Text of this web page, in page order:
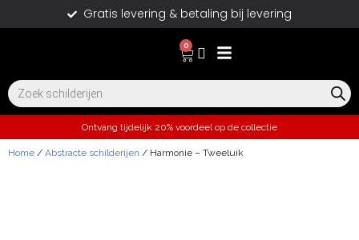
Gratis levering & betaling bij levering
0
Ontvang tijdelijk 20% voordeel op de collectie
Home / Abstracte schilderijen / Harmonie – Tweeluik